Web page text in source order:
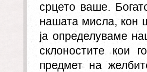
срцето ваше.
нашата мисла, кон
ја определуваме
склоностите кои
предмет на